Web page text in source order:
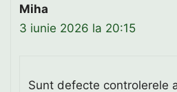
Miha
3 iunie 2026 la 20:15
Sunt defecte controlerele